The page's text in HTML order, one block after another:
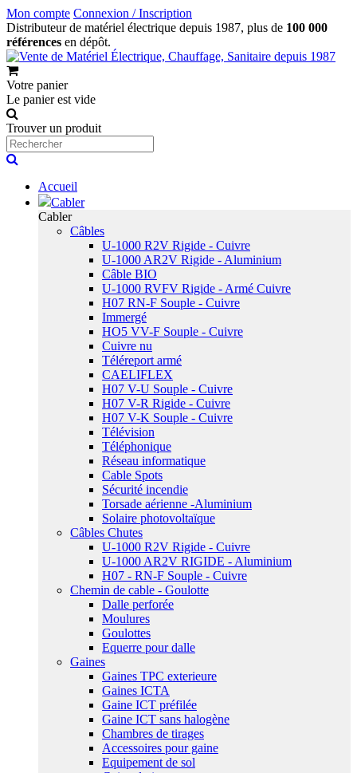
Mon compte Connexion / Inscription
Distributeur de matériel électrique depuis 1987, plus de 100 000
références en dépôt.
Votre panier
Le panier est vide
Trouver un produit
Accueil
Cabler
Cabler
Câbles
U-1000 R2V Rigide - Cuivre
U-1000 AR2V Rigide - Aluminium
Câble BIO
U-1000 RVFV Rigide - Armé Cuivre
H07 RN-F Souple - Cuivre
Immergé
HO5 VV-F Souple - Cuivre
Cuivre nu
Téléreport armé
CAELIFLEX
H07 V-U Souple - Cuivre
H07 V-R Rigide - Cuivre
H07 V-K Souple - Cuivre
Télévision
Téléphonique
Réseau informatique
Cable Spots
Sécurité incendie
Torsade aérienne -Aluminium
Solaire photovoltaïque
Câbles Chutes
U-1000 R2V Rigide - Cuivre
U-1000 AR2V RIGIDE - Aluminium
H07 - RN-F Souple - Cuivre
Chemin de cable - Goulotte
Dalle perforée
Moulures
Goulottes
Equerre pour dalle
Gaines
Gaines TPC exterieure
Gaines ICTA
Gaine ICT préfilée
Gaine ICT sans halogène
Chambres de tirages
Accessoires pour gaine
Equipement de sol